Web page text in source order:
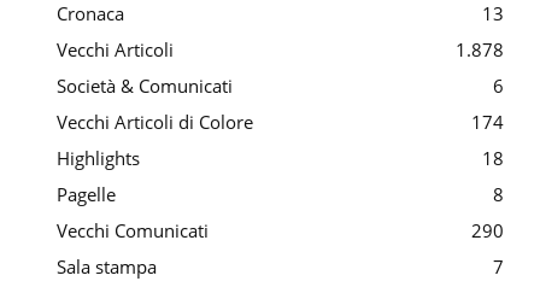
Cronaca
13
Vecchi Articoli
1.878
Società & Comunicati
6
Vecchi Articoli di Colore
174
Highlights
18
Pagelle
8
Vecchi Comunicati
290
Sala stampa
7